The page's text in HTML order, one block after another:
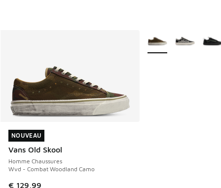
NOUVEAU
Vans Old Skool
Homme Chaussures
Wvd - Combat Woodland Camo
€ 129,99
NOUVEAU
Plus de couleurs